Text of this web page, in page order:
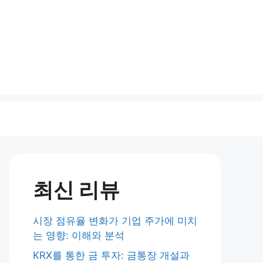
최신 리뷰
시장 점유율 변화가 기업 주가에 미치
는 영향: 이해와 분석
KRX를 통한 금 투자: 금통장 개설과